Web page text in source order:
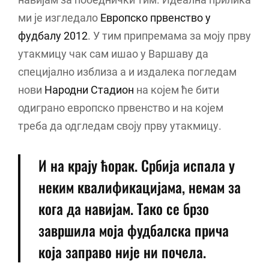
ми је изгледало Европско првенство у
фудбалу 2012. У тим припремама за моју прву
утакмицу чак сам ишао у Варшаву да
специјално изблиза а и издалека погледам
нови Народни Стадион на којем ће бити
одиграно европско првенство и на којем
треба да одгледам своју прву утакмицу.
И на крају ћорак. Србија испала у
неким квалификацијама, немам за
кога да навијам. Тако се брзо
завршила моја фудбалска прича
која заправо није ни почела.